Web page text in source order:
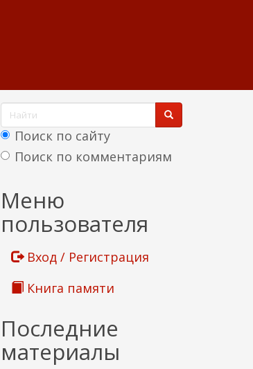
Ф
о
р
а
п
о
и
к
а
Поиск по сайту
Поиск по комментариям
Меню
пользователя
Вход / Регистрация
Книга памяти
Последние
материалы